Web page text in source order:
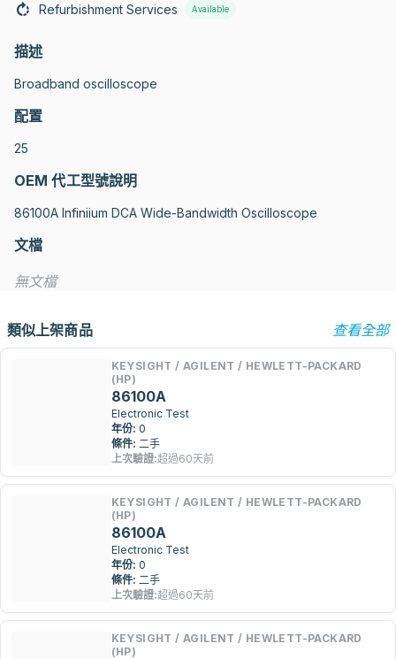
Refurbishment Services Available
描述
Broadband oscilloscope
配置
25
OEM 代工型號說明
86100A Infiniium DCA Wide-Bandwidth Oscilloscope
文檔
無文檔
類似上架商品 查看全部
KEYSIGHT / AGILENT / HEWLETT-PACKARD
(HP)
86100A
Electronic Test
年份: 0
條件: 二手
上次驗證:超過60天前
KEYSIGHT / AGILENT / HEWLETT-PACKARD
(HP)
86100A
Electronic Test
年份: 0
條件: 二手
上次驗證:超過60天前
KEYSIGHT / AGILENT / HEWLETT-PACKARD
(HP)